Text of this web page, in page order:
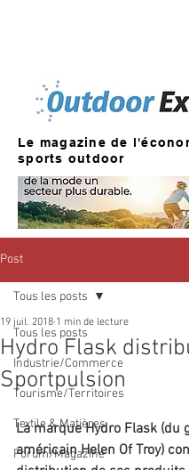
Le magazine de
sports outdoor
Post
Tous les posts
Industrie/Commerce
Tourisme/Territoires
Textile & Matières
Forum/Magazine
Tous les posts
Hydro Flask
Sportpulsion
19 juil. 2018 1 min de lecture
La marque Hydro Flask (du
américain Helen Of Troy)